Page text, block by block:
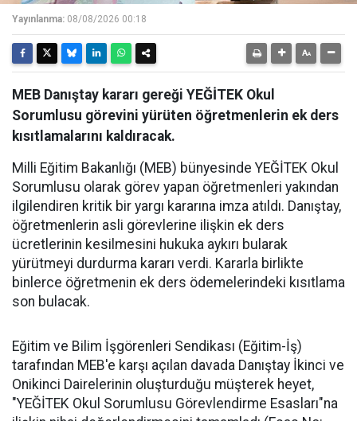
Yayınlanma: 08/08/2026 00:18
MEB Danıştay kararı gereği YEĞİTEK Okul
Sorumlusu görevini yürüten öğretmenlerin ek ders
kısıtlamalarını kaldıracak.
Milli Eğitim Bakanlığı (MEB) bünyesinde YEĞİTEK Okul
Sorumlusu olarak görev yapan öğretmenleri yakından
ilgilendiren kritik bir yargı kararına imza atıldı. Danıştay,
öğretmenlerin asli görevlerine ilişkin ek ders
ücretlerinin kesilmesini hukuka aykırı bularak
yürütmeyi durdurma kararı verdi. Kararla birlikte
binlerce öğretmenin ek ders ödemelerindeki kısıtlama
son bulacak.
​Eğitim ve Bilim İşgörenleri Sendikası (Eğitim-İş)
tarafından MEB'e karşı açılan davada Danıştay İkinci ve
Onikinci Dairelerinin oluşturduğu müşterek heyet,
"YEĞİTEK Okul Sorumlusu Görevlendirme Esasları"na